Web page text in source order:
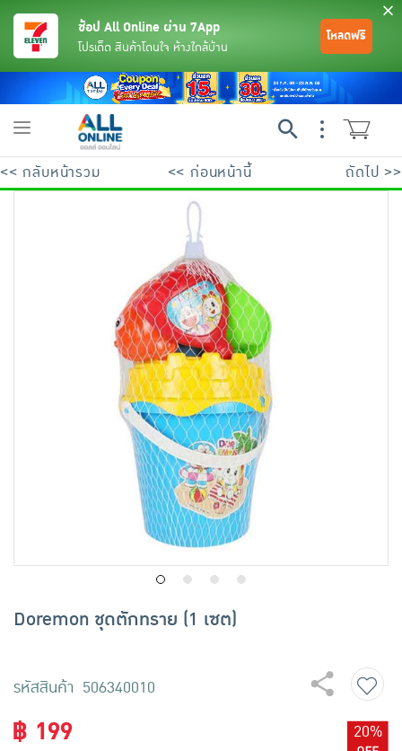
เครื่องปรุงรสและของแห้ง
ขนมขบเคี้ยว และช็อคโกแลต
อาหารสด ผัก ผลไม้และเบเกอรี่
ช้อป All Online ผ่าน 7App
โปรเด็ด สินค้าโดนใจ ห้างใกล้บ้าน
โหลดฟรี
Toggle
<< กลับหน้ารวม << ก่อนหน้านี้ ถัดไป >>
Doremon ชุดตักทราย (1 เซต)
รหัสสินค้า 506340010
฿ 199
20%